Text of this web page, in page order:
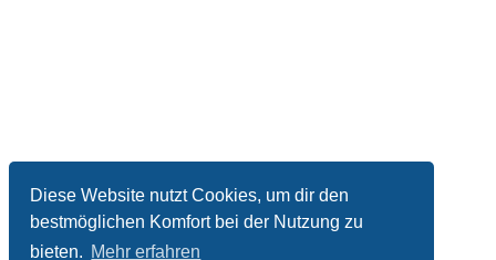
Diese Website nutzt Cookies, um dir den
bestmöglichen Komfort bei der Nutzung zu
bieten. Mehr erfahren